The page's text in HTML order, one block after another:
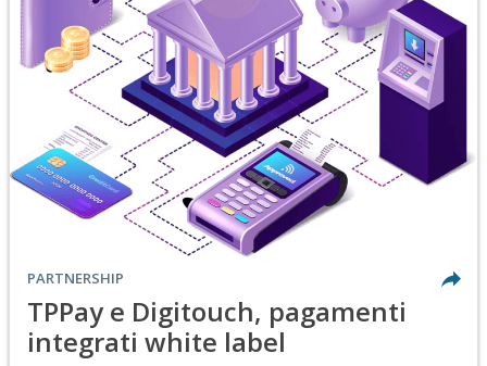
PARTNERSHIP
TPPay e Digitouch, pagamenti
integrati white label